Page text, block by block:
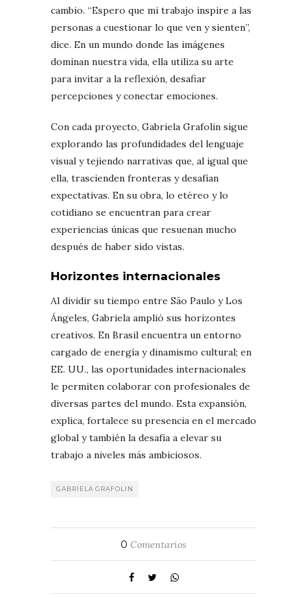
cambio. “Espero que mi trabajo inspire a las
personas a cuestionar lo que ven y sienten”,
dice. En un mundo donde las imágenes
dominan nuestra vida, ella utiliza su arte
para invitar a la reflexión, desafiar
percepciones y conectar emociones.
Con cada proyecto, Gabriela Grafolin sigue
explorando las profundidades del lenguaje
visual y tejiendo narrativas que, al igual que
ella, trascienden fronteras y desafían
expectativas. En su obra, lo etéreo y lo
cotidiano se encuentran para crear
experiencias únicas que resuenan mucho
después de haber sido vistas.
Horizontes internacionales
Al dividir su tiempo entre São Paulo y Los
Ángeles, Gabriela amplió sus horizontes
creativos. En Brasil encuentra un entorno
cargado de energía y dinamismo cultural; en
EE. UU., las oportunidades internacionales
le permiten colaborar con profesionales de
diversas partes del mundo. Esta expansión,
explica, fortalece su presencia en el mercado
global y también la desafía a elevar su
trabajo a niveles más ambiciosos.
GABRIELA GRAFOLIN
0 Comentarios